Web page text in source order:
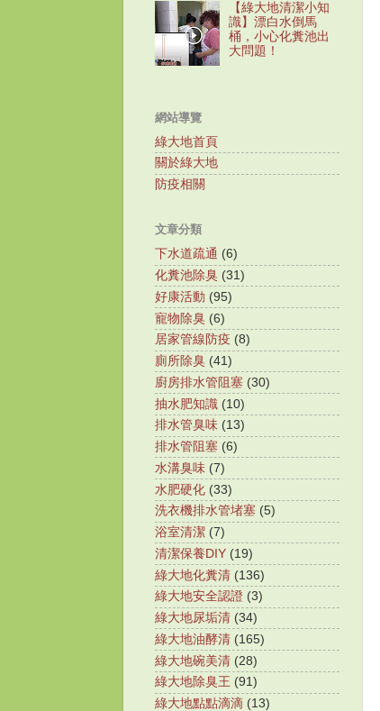
【綠大地清潔小知
識】漂白水倒馬
桶，小心化糞池出
大問題！
網站導覽
綠大地首頁
關於綠大地
防疫相關
文章分類
下水道疏通 (6)
化糞池除臭 (31)
好康活動 (95)
寵物除臭 (6)
居家管線防疫 (8)
廁所除臭 (41)
廚房排水管阻塞 (30)
抽水肥知識 (10)
排水管臭味 (13)
排水管阻塞 (6)
水溝臭味 (7)
水肥硬化 (33)
洗衣機排水管堵塞 (5)
浴室清潔 (7)
清潔保養DIY (19)
綠大地化糞清 (136)
綠大地安全認證 (3)
綠大地尿垢清 (34)
綠大地油酵清 (165)
綠大地碗美清 (28)
綠大地除臭王 (91)
綠大地點點滴滴 (13)